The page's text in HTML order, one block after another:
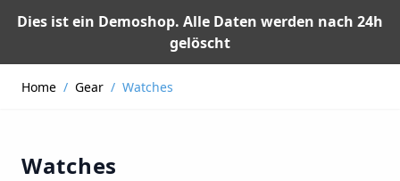
Dies ist ein Demoshop. Alle Daten werden nach 24h
gelöscht
Home / Gear / Watches
Watches